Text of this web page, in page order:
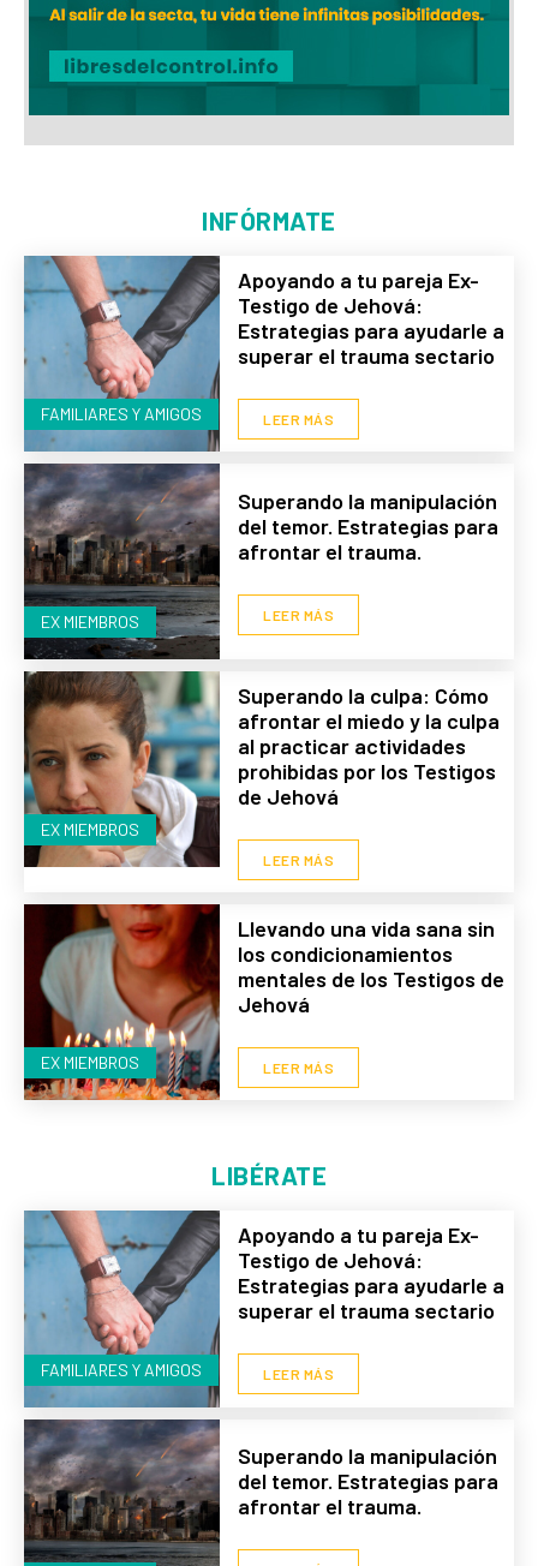
INFÓRMATE
FAMILIARES Y AMIGOS
Apoyando a tu pareja Ex-
Testigo de Jehová:
Estrategias para ayudarle a
superar el trauma sectario
LEER MÁS
EX MIEMBROS
Superando la manipulación
del temor. Estrategias para
afrontar el trauma.
LEER MÁS
EX MIEMBROS
Superando la culpa: Cómo
afrontar el miedo y la culpa
al practicar actividades
prohibidas por los Testigos
de Jehová
LEER MÁS
EX MIEMBROS
Llevando una vida sana sin
los condicionamientos
mentales de los Testigos de
Jehová
LEER MÁS
LIBÉRATE
FAMILIARES Y AMIGOS
Apoyando a tu pareja Ex-
Testigo de Jehová:
Estrategias para ayudarle a
superar el trauma sectario
LEER MÁS
Superando la manipulación
del temor. Estrategias para
afrontar el trauma.